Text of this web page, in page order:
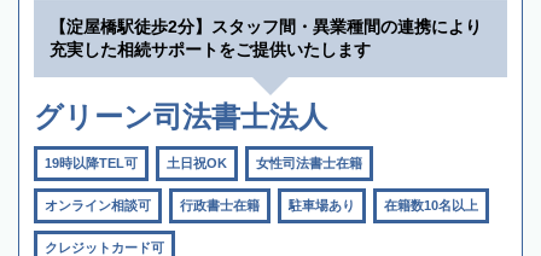
【淀屋橋駅徒歩2分】スタッフ間・異業種間の連携により
充実した相続サポートをご提供いたします
グリーン司法書士法人
19時以降TEL可 土日祝OK 女性司法書士在籍
オンライン相談可 行政書士在籍 駐車場あり 在籍数10名以上
クレジットカード可